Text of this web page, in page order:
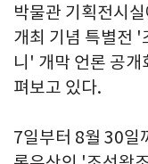
박물관 기획전시
개최 기념 특별전 '
니' 개막 언론 공
펴보고 있다.
7일부터 8월 30일